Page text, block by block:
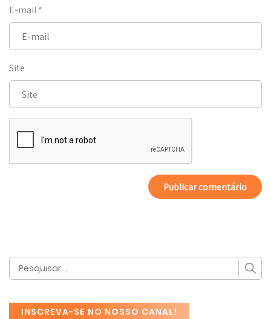
E-mail *
Site
INSCREVA-SE NO NOSSO CANAL!